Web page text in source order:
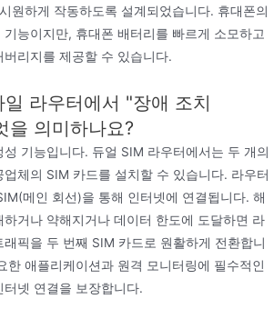
원하게 작동하도록 설계되었습니다. 휴대폰의
능이지만, 휴대폰 배터리를 빠르게 소모하고
리지를 제공할 수 있습니다.
라우터에서 "장애 조치
을 의미하나요?
기능입니다. 듀얼 SIM 라우터에서는 두 개의
체의 SIM 카드를 설치할 수 있습니다. 라우터
메인 회선)을 통해 인터넷에 연결됩니다. 해
거나 약해지거나 데이터 한도에 도달하면 라
픽을 두 번째 SIM 카드로 원활하게 전환합니
한 애플리케이션과 원격 모니터링에 필수적인
넷 연결을 보장합니다.